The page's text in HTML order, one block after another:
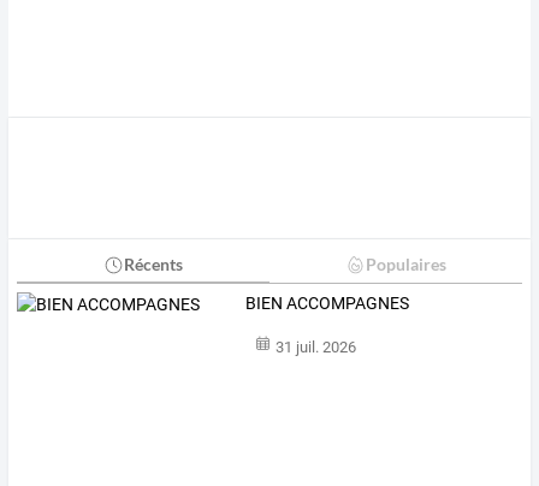
Récents Populaires
BIEN ACCOMPAGNES
31 juil. 2026